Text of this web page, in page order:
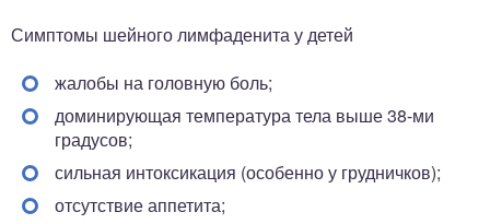
Симптомы шейного лимфаденита у детей
жалобы на головную боль;
доминирующая температура тела выше 38-ми
градусов;
сильная интоксикация (особенно у грудничков);
отсутствие аппетита;